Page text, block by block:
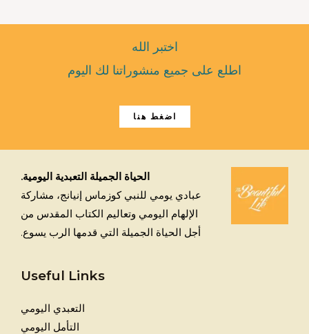
اختبر الله
اطلع على جميع منشوراتنا لك اليوم
اضغط هنا
الحياة الجميلة التعبدية اليومية.
عبادي يومي للنبي كوزماس إنيانج، مشاركة
الإلهام اليومي وتعاليم الكتاب المقدس من
أجل الحياة الجميلة التي قدمها الرب يسوع.
Useful Links
التعبدي اليومي
التأمل اليومي